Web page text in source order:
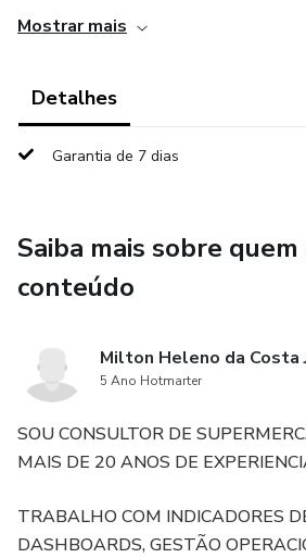
perdas evitáveis. Numa loja que
isso representa R$ 10.920 por mês —
instrumento que identifica, quantifica
vazamento.
Mostrar mais
Detalhes
Garantia de 7 dias
Saiba mais sobre quem
conteúdo
Milton Heleno da Costa
5 Ano Hotmarter
SOU CONSULTOR DE
MAIS DE 20 ANOS DE
TRABALHO COM INDICADORES
DASHBOARDS, GESTÃO